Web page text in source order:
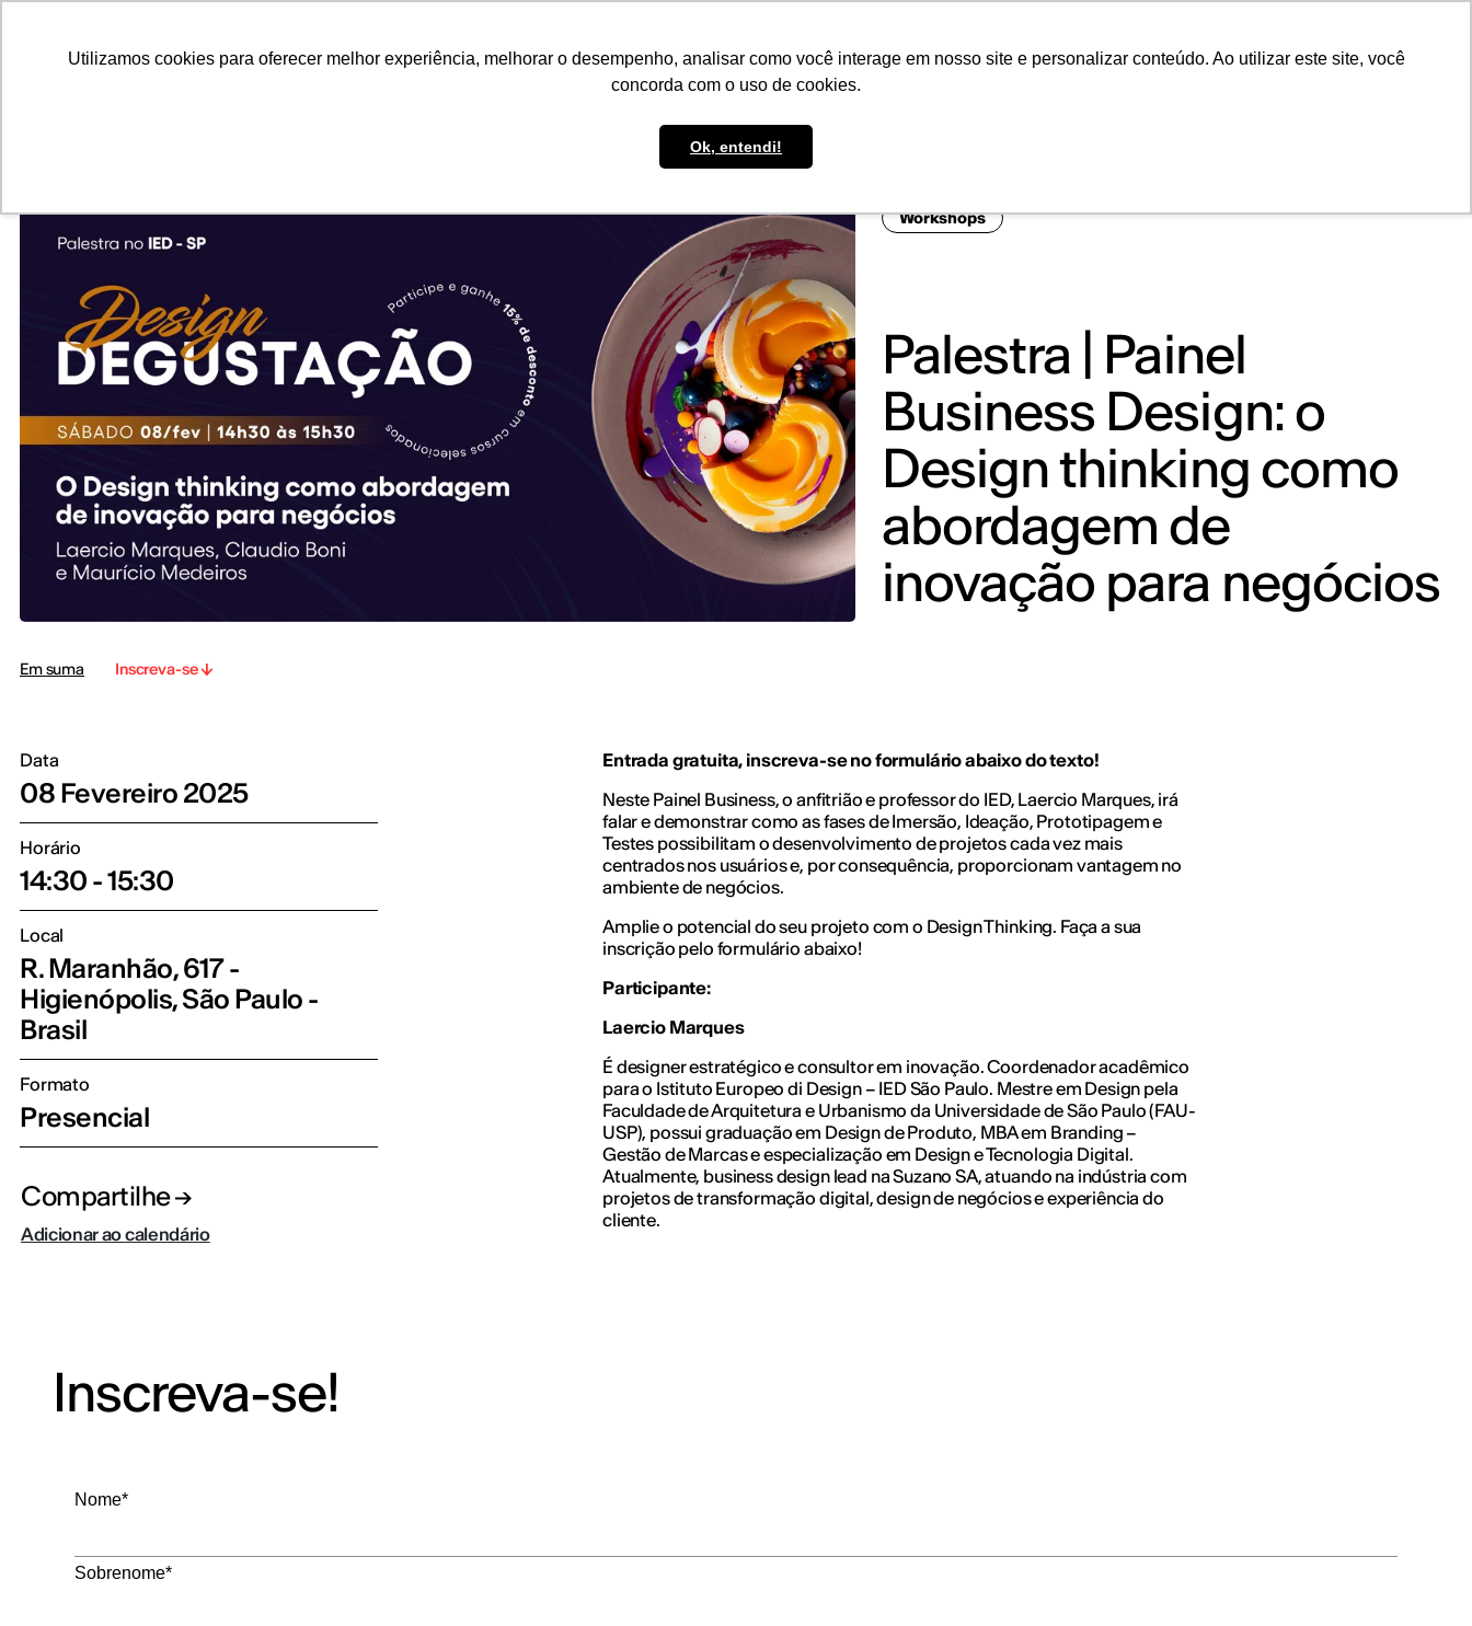
Utilizamos cookies para oferecer melhor experiência, melhorar o desempenho, analisar como você interage em nosso site e personalizar conteúdo. Ao utilizar este site, você
concorda com o uso de cookies.
Ok, entendi!
Workshops
Palestra | Painel
Business Design: o
Design thinking como
abordagem de
inovação para negócios
Em suma Inscreva-se
Data
08 Fevereiro 2025
Horário
14:30 - 15:30
Local
R. Maranhão, 617 -
Higienópolis, São Paulo -
Brasil
Formato
Presencial
Compartilhe
Adicionar ao calendário
Entrada gratuita, inscreva-se no formulário abaixo do texto!
Neste Painel Business, o anfitrião e professor do IED, Laercio Marques, irá
falar e demonstrar como as fases de Imersão, Ideação, Prototipagem e
Testes possibilitam o desenvolvimento de projetos cada vez mais
centrados nos usuários e, por consequência, proporcionam vantagem no
ambiente de negócios.
Amplie o potencial do seu projeto com o Design Thinking. Faça a sua
inscrição pelo formulário abaixo!
Participante:
Laercio Marques
É designer estratégico e consultor em inovação. Coordenador acadêmico
para o Istituto Europeo di Design – IED São Paulo. Mestre em Design pela
Faculdade de Arquitetura e Urbanismo da Universidade de São Paulo (FAU-
USP), possui graduação em Design de Produto, MBA em Branding –
Gestão de Marcas e especialização em Design e Tecnologia Digital.
Atualmente, business design lead na Suzano SA, atuando na indústria com
projetos de transformação digital, design de negócios e experiência do
cliente.
Inscreva-se!
Nome*
Sobrenome*